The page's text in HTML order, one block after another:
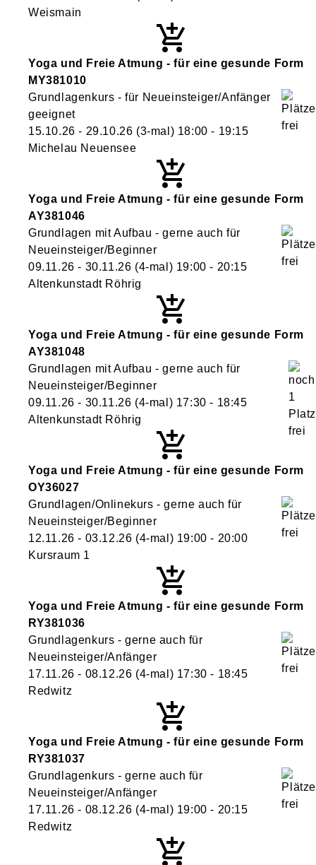
Weismain
Yoga und Freie Atmung - für eine gesunde Form
MY381010
Grundlagenkurs - für Neueinsteiger/Anfänger
geeignet
15.10.26 - 29.10.26 (3-mal) 18:00 - 19:15
Michelau Neuensee
Yoga und Freie Atmung - für eine gesunde Form
AY381046
Grundlagen mit Aufbau - gerne auch für
Neueinsteiger/Beginner
09.11.26 - 30.11.26 (4-mal) 19:00 - 20:15
Altenkunstadt Röhrig
Yoga und Freie Atmung - für eine gesunde Form
AY381048
Grundlagen mit Aufbau - gerne auch für
Neueinsteiger/Beginner
09.11.26 - 30.11.26 (4-mal) 17:30 - 18:45
Altenkunstadt Röhrig
Yoga und Freie Atmung - für eine gesunde Form
OY36027
Grundlagen/Onlinekurs - gerne auch für
Neueinsteiger/Beginner
12.11.26 - 03.12.26 (4-mal) 19:00 - 20:00
Kursraum 1
Yoga und Freie Atmung - für eine gesunde Form
RY381036
Grundlagenkurs - gerne auch für
Neueinsteiger/Anfänger
17.11.26 - 08.12.26 (4-mal) 17:30 - 18:45
Redwitz
Yoga und Freie Atmung - für eine gesunde Form
RY381037
Grundlagenkurs - gerne auch für
Neueinsteiger/Anfänger
17.11.26 - 08.12.26 (4-mal) 19:00 - 20:15
Redwitz